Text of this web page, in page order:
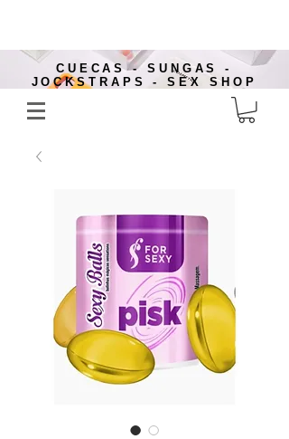
CUECAS - SUNGAS -
JOCKSTRAPS - SEX SHOP